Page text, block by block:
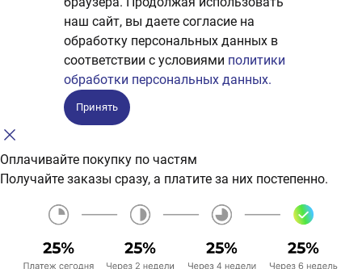
наш сайт, вы даете согласие на
обработку персональных данных в
соответствии с условиями политики
обработки персональных данных.
Принять
Оплачивайте покупку по частям
Получайте заказы сразу, а платите за них постепенно.